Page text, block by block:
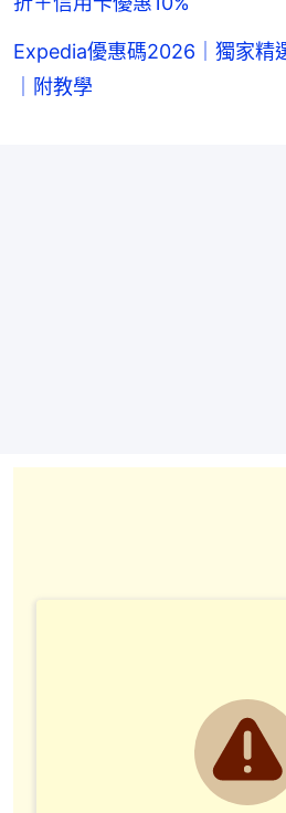
Expedia優惠碼2026｜獨家精
｜附教學